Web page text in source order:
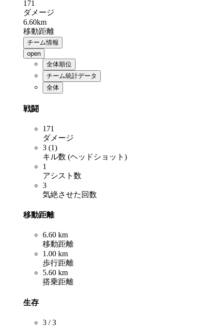
171
ダメージ
6.60km
移動距離
チーム情報
open
全体順位
チーム統計データ
全体
戦闘
171
ダメージ
3 (1)
キル数 (ヘッドショット)
1
アシスト数
3
気絶させた回数
移動距離
6.60 km
移動距離
1.00 km
歩行距離
5.60 km
搭乗距離
生存
3 / 3